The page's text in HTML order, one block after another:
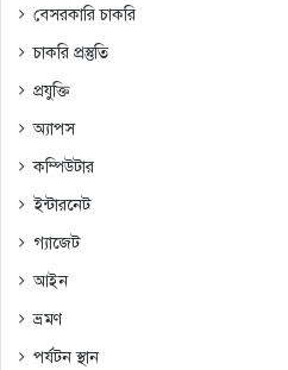
বেসরকারি চাকরি
চাকরি প্রস্তুতি
প্রযুক্তি
অ্যাপস
কম্পিউটার
ইন্টারনেট
গ্যাজেট
আইন
ভ্রমণ
পর্যটন স্থান